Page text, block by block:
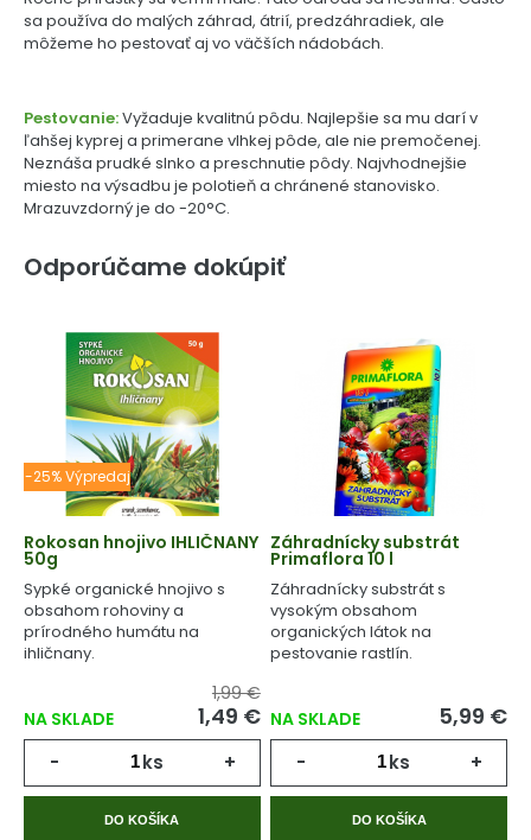
sa používa do malých záhrad, átrií, predzáhradiek, ale
môžeme ho pestovať aj vo väčších nádobách.
Pestovanie:Vyžaduje kvalitnú pôdu. Najlepšie sa mu darí v
ľahšej kyprej a primerane vlhkej pôde, ale nie premočenej.
Neznáša prudké slnko a preschnutie pôdy. Najvhodnejšie
miesto na výsadbu je polotieň a chránené stanovisko.
Mrazuvzdorný je do -20°C.
Odporúčame dokúpiť
-25% Výpredaj
Rokosan hnojivo IHLIČNANY
50g
Sypké organické hnojivo s
obsahom rohoviny a
prírodného humátu na
ihličnany.
NA SKLADE
1,99 €
1,49 €
- ks +
DO KOŠÍKA
Záhradnícky substrát
Primaflora 10 l
Záhradnícky substrát s
vysokým obsahom
organických látok na
pestovanie rastlín.
NA SKLADE 5,99 €
- ks +
DO KOŠÍKA